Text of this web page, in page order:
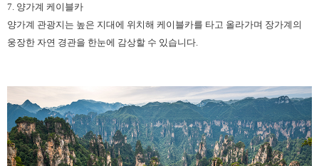
7. 양가계 케이블카
양가계 관광지는 높은 지대에 위치해 케이블카를 타고 올라가며 장가계의
웅장한 자연 경관을 한눈에 감상할 수 있습니다.